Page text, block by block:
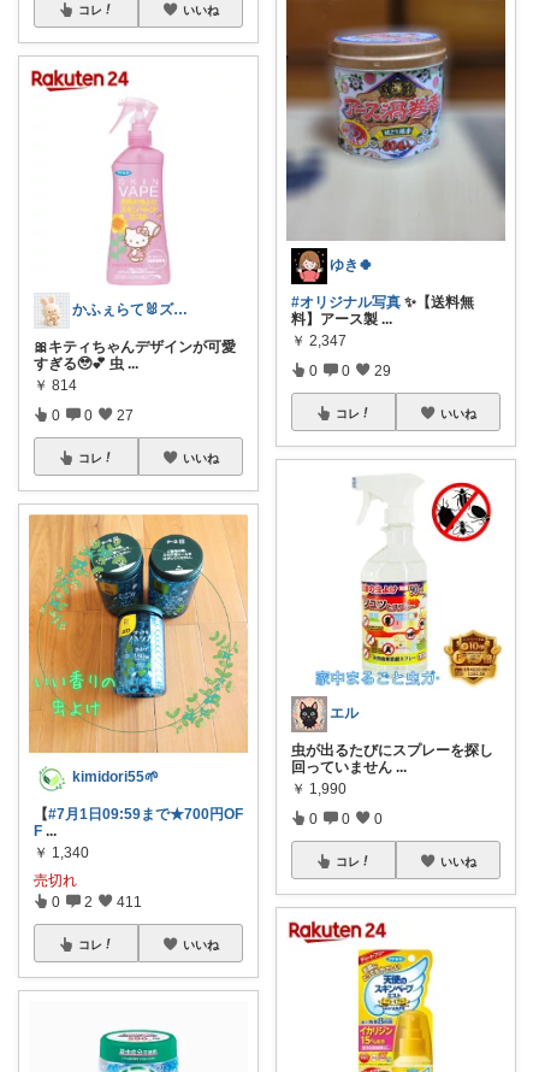
コレ いいね
かふぇらて🐰ズボラがいつか整う暮らし
🎀キティちゃんデザインが可愛
すぎる🥹💕 虫 ...
￥ 814
0 0 27
コレ いいね
kimidori55🌱
【#7月1日09:59まで★700円OF
F ...
￥ 1,340
売切れ
0 2 411
コレ いいね
ゆき🍀
#オリジナル写真 ✨【送料無
料】アース製 ...
￥ 2,347
0 0 29
コレ いいね
エル
虫が出るたびにスプレーを探し
回っていません ...
￥ 1,990
0 0 0
コレ いいね